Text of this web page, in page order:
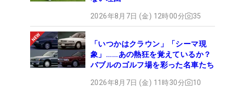
2026年8月7日 (金) 12時00分 35
「いつかはクラウン」「シーマ現
象」……あの熱狂を覚えているか？
バブルのゴルフ場を彩った名車たち
2026年8月7日 (金) 11時30分 10